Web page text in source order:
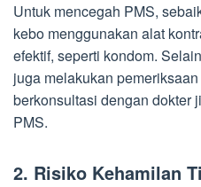
Untuk mencegah PMS,
kebo menggunakan alat
efektif, seperti kondom.
juga melakukan
berkonsultasi dengan dokter
PMS.
2. Risiko Kehamilan